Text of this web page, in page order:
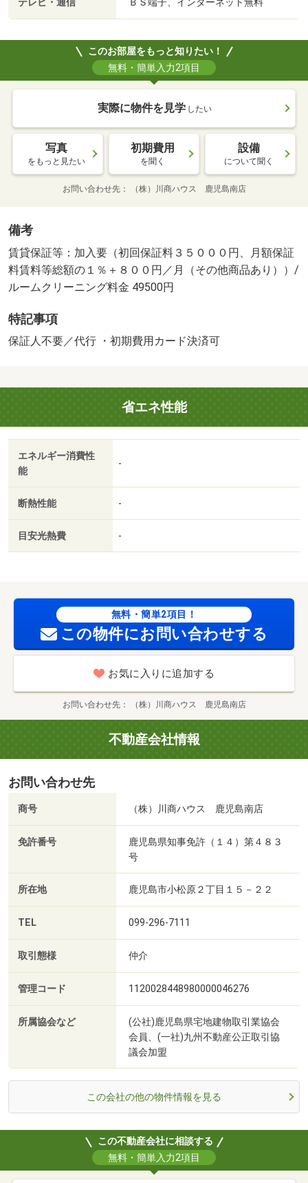
テレビ・通信 ＢＳ端子、インターネット無料
このお部屋をもっと知りたい！
無料・簡単入力2項目
実際に物件を見学 したい
写真
をもっと見たい
初期費用
を聞く
設備
について聞く
お問い合わせ先 （株）川商ハウス 鹿児島南店
備考
賃貸保証等：加入要（初回保証料３５０００円、月額保証
料賃料等総額の１％＋８００円／月（その他商品あり））/
ルームクリーニング料金 49500円
特記事項
保証人不要／代行 ・初期費用カード決済可
省エネ性能
エネルギー消費性
能
-
断熱性能 -
目安光熱費 -
無料・簡単2項目！
この物件にお問い合わせする
お気に入りに追加する
お問い合わせ先 （株）川商ハウス 鹿児島南店
不動産会社情報
お問い合わせ先
商号 （株）川商ハウス 鹿児島南店
免許番号
鹿児島県知事免許（１４）第４８３
号
所在地 鹿児島市小松原２丁目１５－２２
TEL 099-296-7111
取引態様 仲介
管理コード 1120028448980000046276
所属協会など
(公社)鹿児島県宅地建物取引業協会
会員、(一社)九州不動産公正取引協
議会加盟
この会社の他の物件情報を見る
この不動産会社に相談する
無料・簡単入力2項目